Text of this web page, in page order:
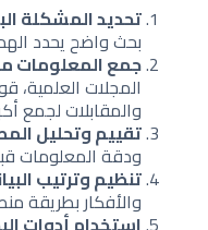
تحديد المشكلة
بحث واضح يحدد
جمع المعلومات
المجلات العلمية،
والمقابلات لجمع
تقييم وتحليل
ودقة المعلومات
تنظيم وترتيب
والأفكار بطريقة